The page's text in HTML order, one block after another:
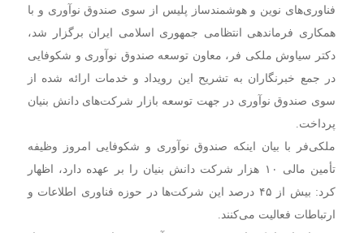
فناوری‌های نوین و هوشمندساز پلیس از سوی صندوق نوآوری و با
همکاری فرماندهی انتظامی جمهوری اسلامی ایران برگزار شد،
دکتر سیاوش ملکی ‎فر، معاون توسعه صندوق نوآوری و شکوفایی
در جمع خبرنگاران به تشریح این رویداد و خدمات ارائه شده از
سوی صندوق نوآوری در جهت توسعه بازار شرکت‌های دانش بنیان
پرداخت.
ملکی‌فر با بیان اینکه صندوق نوآوری و شکوفایی امروز وظیفه
تأمین مالی ۱۰ هزار شرکت دانش بنیان را بر عهده دارد، اظهار
کرد: بیش از ۴۵ درصد این شرکت‌ها در حوزه فناوری اطلاعات و
ارتباطات فعالیت می‌کنند.